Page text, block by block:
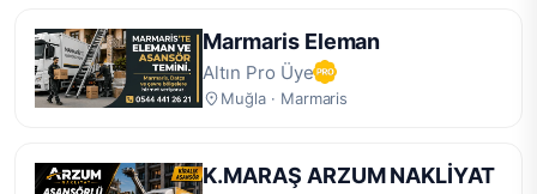
Marmaris Eleman
Altın Pro Üye
Muğla · Marmaris
K.MARAŞ ARZUM NAKLİYAT